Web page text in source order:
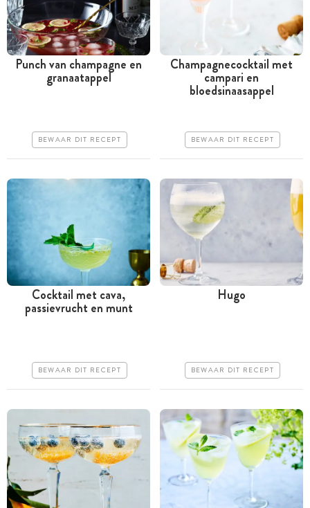
Minder dan 30 minuten
Erg makkelijk
Punch van champagne en
granaatappel
BEWAAR DIT RECEPT
Minder dan 30 minuten
Makkelijk
Champagnecocktail met
campari en
bloedsinaasappel
BEWAAR DIT RECEPT
Minder dan 30 minuten
Erg makkelijk
Cocktail met cava,
passievrucht en munt
BEWAAR DIT RECEPT Erg makkelijk
Hugo
BEWAAR DIT RECEPT